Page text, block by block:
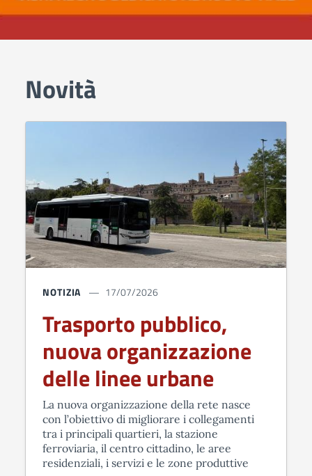
Novità
NOTIZIA 17/07/2026
Trasporto pubblico,
nuova organizzazione
delle linee urbane
La nuova organizzazione della rete nasce
con l’obiettivo di migliorare i collegamenti
tra i principali quartieri, la stazione
ferroviaria, il centro cittadino, le aree
residenziali, i servizi e le zone produttive